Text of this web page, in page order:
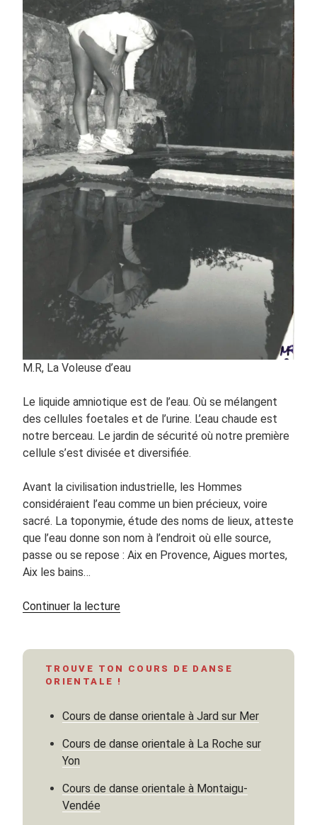
M.R, La Voleuse d’eau
Le liquide amniotique est de l’eau. Où se mélangent
des cellules foetales et de l’urine. L’eau chaude est
notre berceau. Le jardin de sécurité où notre première
cellule s’est divisée et diversifiée.
Avant la civilisation industrielle, les Hommes
considéraient l’eau comme un bien précieux, voire
sacré. La toponymie, étude des noms de lieux, atteste
que l’eau donne son nom à l’endroit où elle source,
passe ou se repose : Aix en Provence, Aigues mortes,
Aix les bains…
Continuer la lecturede
l’art
et
les
hammam »
TROUVE TON COURS DE DANSE
ORIENTALE !
Cours de danse orientale à Jard sur Mer
Cours de danse orientale à La Roche sur
Yon
Cours de danse orientale à Montaigu-
Vendée